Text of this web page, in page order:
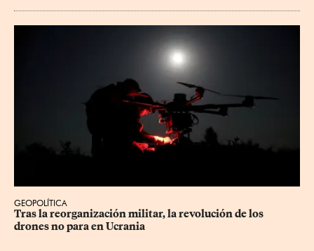
GEOPOLÍTICA
Tras la reorganización militar, la revolución de los
drones no para en Ucrania